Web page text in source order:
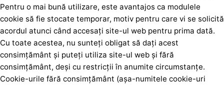
Pentru o mai bună utilizare, este avantajos ca modulele
cookie să fie stocate temporar, motiv pentru care vi se solicită
acordul atunci când accesați site-ul web pentru prima dată.
Cu toate acestea, nu sunteți obligat să dați acest
consimțământ și puteți utiliza site-ul web și fără
consimțământ, deși cu restricții în anumite circumstanțe.
Cookie-urile fără consimțământ (așa-numitele cookie-uri